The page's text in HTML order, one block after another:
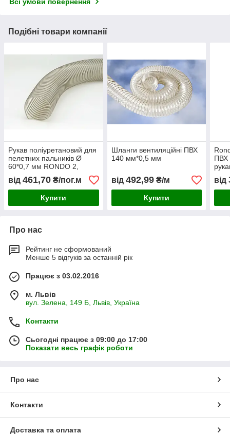
Подібні товари компанії
Рукав поліуретановий для
пелетних пальників Ø
60*0,7 мм RONDO 2,
Польща, абразивостійкий
гнучкий шланг
від 461,70 ₴/пог.м
Купити
Шланги вентиляційні ПВХ
140 мм*0,5 мм
від 492,99₴/м
Купити
ПВХ
від
Про нас
Рейтинг не сформований
Менше 5 відгуків за останній рік
Працює з 03.02.2016
м. Львів
вул. Зелена, 149 Б, Львів, Україна
Контакти
Сьогодні працює з 09:00 до 17:00
Показати весь графік роботи
Про нас
Контакти
Доставка та оплата